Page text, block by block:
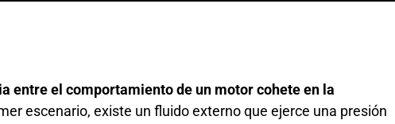
entre el comportamiento de un motor cohete en la
escenario, existe un fluido externo que ejerce una presión